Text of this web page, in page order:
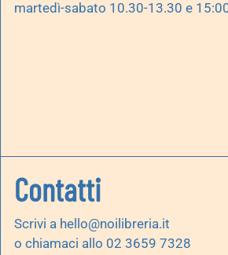
martedì-sabato 10.30-13.30 e
Contatti
Scrivi a hello@noilibreria.it
o chiamaci allo 02 3659 7328